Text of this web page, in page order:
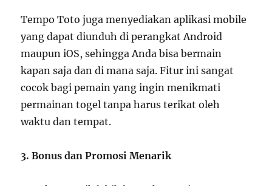
Tempo Toto juga menyediakan aplikasi mobile
yang dapat diunduh di perangkat Android
maupun iOS, sehingga Anda bisa bermain
kapan saja dan di mana saja. Fitur ini sangat
cocok bagi pemain yang ingin menikmati
permainan togel tanpa harus terikat oleh
waktu dan tempat.
3. Bonus dan Promosi Menarik